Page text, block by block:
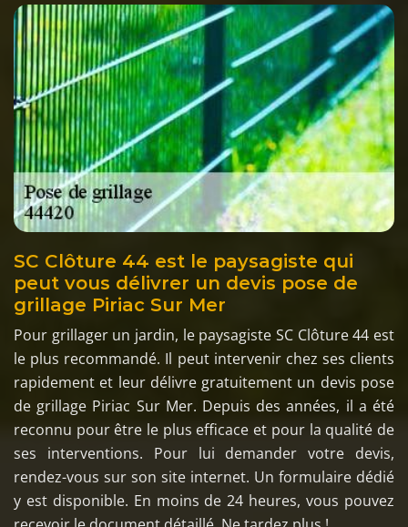
SC Clôture 44 est le paysagiste qui
peut vous délivrer un devis pose de
grillage Piriac Sur Mer
Pour grillager un jardin, le paysagiste SC Clôture 44 est
le plus recommandé. Il peut intervenir chez ses clients
rapidement et leur délivre gratuitement un devis pose
de grillage Piriac Sur Mer. Depuis des années, il a été
reconnu pour être le plus efficace et pour la qualité de
ses interventions. Pour lui demander votre devis,
rendez-vous sur son site internet. Un formulaire dédié
y est disponible. En moins de 24 heures, vous pouvez